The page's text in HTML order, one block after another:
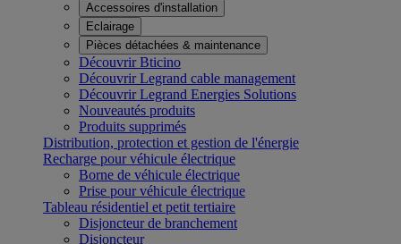
Accessoires d'installation
Eclairage
Pièces détachées & maintenance
Découvrir Bticino
Découvrir Legrand cable management
Découvrir Legrand Energies Solutions
Nouveautés produits
Produits supprimés
Distribution, protection et gestion de l'énergie
Recharge pour véhicule électrique
Borne de véhicule électrique
Prise pour véhicule électrique
Tableau résidentiel et petit tertiaire
Disjoncteur de branchement
Disjoncteur